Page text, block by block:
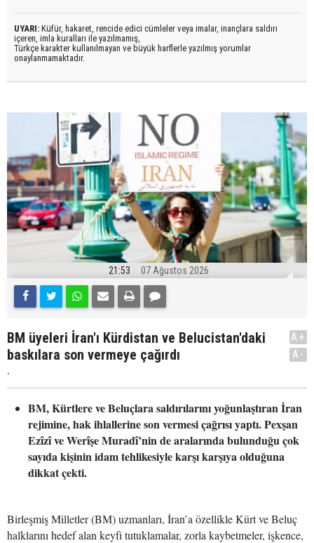
UYARI: Küfür, hakaret, rencide edici cümleler veya imalar, inançlara saldırı
içeren, imla kuralları ile yazılmamış,
Türkçe karakter kullanılmayan ve büyük harflerle yazılmış yorumlar
onaylanmamaktadır.
21:53 07 Ağustos 2026
BM üyeleri İran'ı Kürdistan ve Belucistan'daki
baskılara son vermeye çağırdı
.
A+
A-
BM, Kürtlere ve Beluçlara saldırılarını yoğunlaştıran İran
rejimine, hak ihlallerine son vermesi çağrısı yaptı. Pexşan
Ezîzî ve Werîşe Muradî’nin de aralarında bulunduğu çok
sayıda kişinin idam tehlikesiyle karşı karşıya olduğuna
dikkat çekti.
Birleşmiş Milletler (BM) uzmanları, İran’a özellikle Kürt ve Beluç
halklarını hedef alan keyfi tutuklamalar, zorla kaybetmeler, işkence,